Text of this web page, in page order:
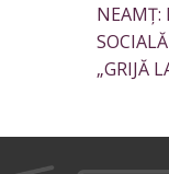
NEAMȚ:
„GRIJĂ